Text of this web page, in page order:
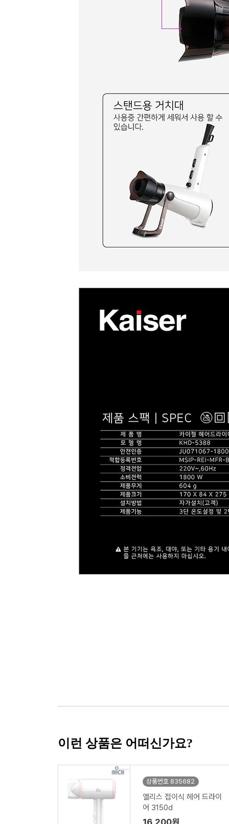
이런 상품은 어떠신가요?
상품번호 835682
엘리스 접이식 헤어 드라이
어 3150d
16,200원